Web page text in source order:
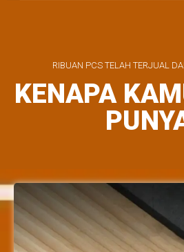
RIBUAN PCS TELAH TERJUAL
KENAPA